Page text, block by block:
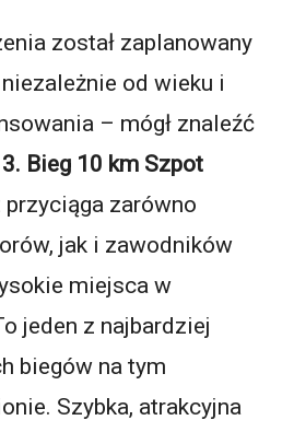
został zaplanowany
od wieku i
– mógł znaleźć
Bieg 10 km Szpot
przyciąga zarówno
jak i zawodników
miejsca w
jeden z najbardziej
biegów na tym
Szybka, atrakcyjna